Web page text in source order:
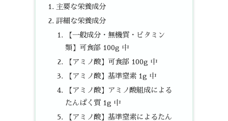
主要な栄養成分
詳細な栄養成分
【一般成分・無機質・ビタミン
類】可食部 100g 中
【アミノ酸】可食部 100g 中
【アミノ酸】基準窒素 1g 中
【アミノ酸】アミノ酸組成による
たんぱく質 1g 中
【アミノ酸】基準窒素によるたん